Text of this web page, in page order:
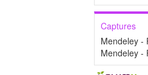
Captures
Mendeley -
Mendeley -